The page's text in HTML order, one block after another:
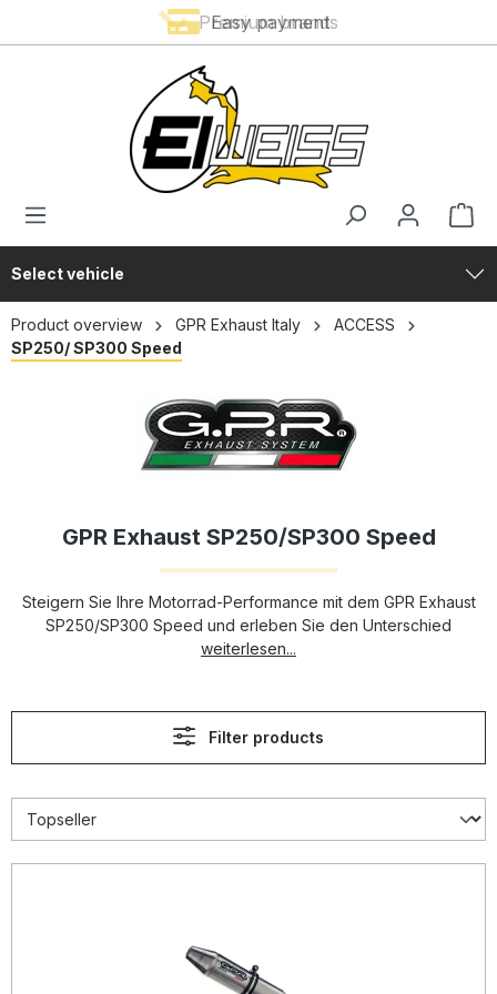
Premium brands
Easy payment
Select vehicle
Product overview GPR Exhaust Italy
ACCESS
SP250/ SP300 Speed
GPR Exhaust SP250/SP300 Speed
Steigern Sie Ihre Motorrad-Performance mit dem GPR Exhaust
SP250/SP300 Speed und erleben Sie den Unterschied
weiterlesen...
Filter products